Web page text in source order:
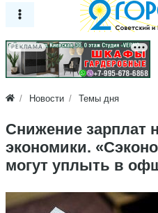
РЕКЛАМА
Новости Темы дня
Снижение зарплат
экономики.
могут уплыть в